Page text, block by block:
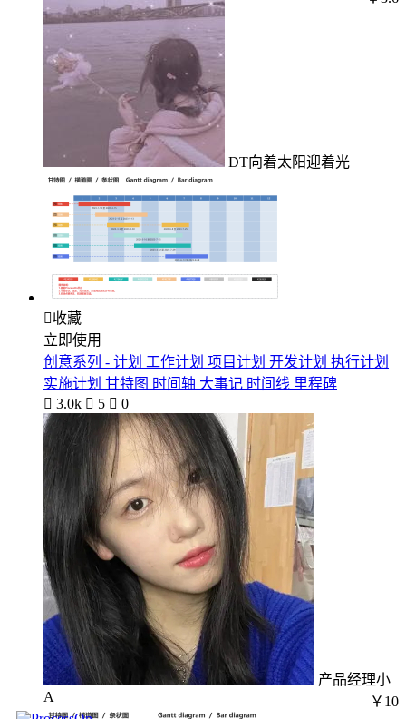
DT向着太阳迎着光
收藏
立即使用
创意系列 - 计划 工作计划 项目计划 开发计划 执行计划
实施计划 甘特图 时间轴 大事记 时间线 里程碑
 3.0k  5  0
产品经理小
A
￥10